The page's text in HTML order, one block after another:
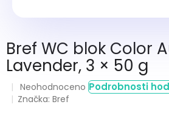
Bref WC blok Color
Lavender, 3 × 50 g
Průměrné
hodnocení
Neohodnoceno Podrobnosti
Značka:Bref